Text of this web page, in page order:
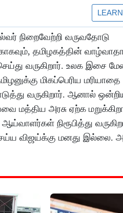
நிறைவேற்றி வருவதோடு
தமிழகத்தின்
வருகிறார். உலக இசை
மிகப்பெரிய மரியாதை
வருகிறார். ஆனால்
மத்திய அரசு ஏற்க
நிரூபித்து
விஜய்க்கு மனது